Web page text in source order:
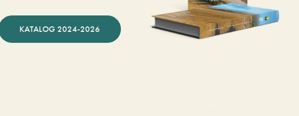
KATALOG 2024-2026